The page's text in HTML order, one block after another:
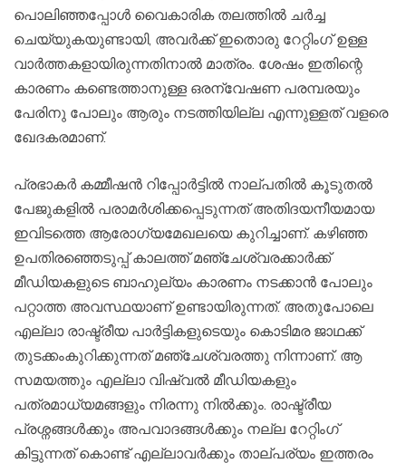
പൊലിഞ്ഞപ്പോൾ വൈകാരിക തലത്തിൽ ചർച്ച
ചെയ്യുകയുണ്ടായി, അവർക്ക് ഇതൊരു റേറ്റിംഗ് ഉള്ള
വാർത്തകളായിരുന്നതിനാൽ മാത്രം. ശേഷം ഇതിന്റെ
കാരണം കണ്ടെത്താനുള്ള ഒരന്വേഷണ പരമ്പരയും
പേരിനു പോലും ആരും നടത്തിയില്ല എന്നുള്ളത് വളരെ
ഖേദകരമാണ്.
പ്രഭാകർ കമ്മീഷൻ റിപ്പോർട്ടിൽ നാല്പതിൽ കൂടുതൽ
പേജുകളിൽ പരാമർശിക്കപ്പെടുന്നത് അതിദയനീയമായ
ഇവിടത്തെ ആരോഗ്യമേഖലയെ കുറിച്ചാണ്. കഴിഞ്ഞ
ഉപതിരഞ്ഞെടുപ്പ് കാലത്ത് മഞ്ചേശ്വരക്കാർക്ക്
മീഡിയകളുടെ ബാഹുല്യം കാരണം നടക്കാൻ പോലും
പറ്റാത്ത അവസ്ഥയാണ് ഉണ്ടായിരുന്നത്. അതുപോലെ
എല്ലാ രാഷ്ട്രീയ പാർട്ടികളുടെയും കൊടിമര ജാഥക്ക്‌
തുടക്കംകുറിക്കുന്നത് മഞ്ചേശ്വരത്തു നിന്നാണ്. ആ
സമയത്തും എല്ലാ വിഷ്വൽ മീഡിയകളും
പത്രമാധ്യമങ്ങളും നിരന്നു നിൽക്കും. രാഷ്ട്രീയ
പ്രശ്നങ്ങൾക്കും അപവാദങ്ങൾക്കും നല്ല റേറ്റിംഗ്
കിട്ടുന്നത് കൊണ്ട് എല്ലാവർക്കും താല്പര്യം ഇത്തരം